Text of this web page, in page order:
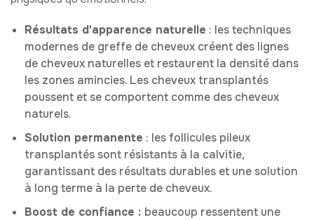
Résultats d'apparence naturelle : les techniques
modernes de greffe de cheveux créent des lignes
de cheveux naturelles et restaurent la densité dans
les zones amincies. Les cheveux transplantés
poussent et se comportent comme des cheveux
naturels.
Solution permanente : les follicules pileux
transplantés sont résistants à la calvitie,
garantissant des résultats durables et une solution
à long terme à la perte de cheveux.
Boost de confiance : beaucoup ressentent une